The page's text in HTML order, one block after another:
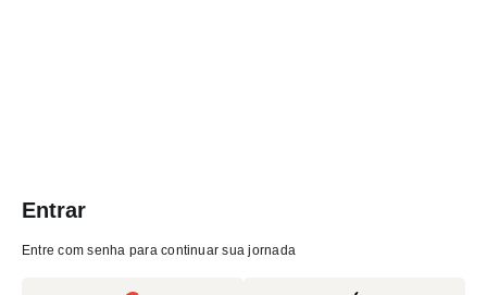
Entrar
Entre com senha para continuar sua jornada